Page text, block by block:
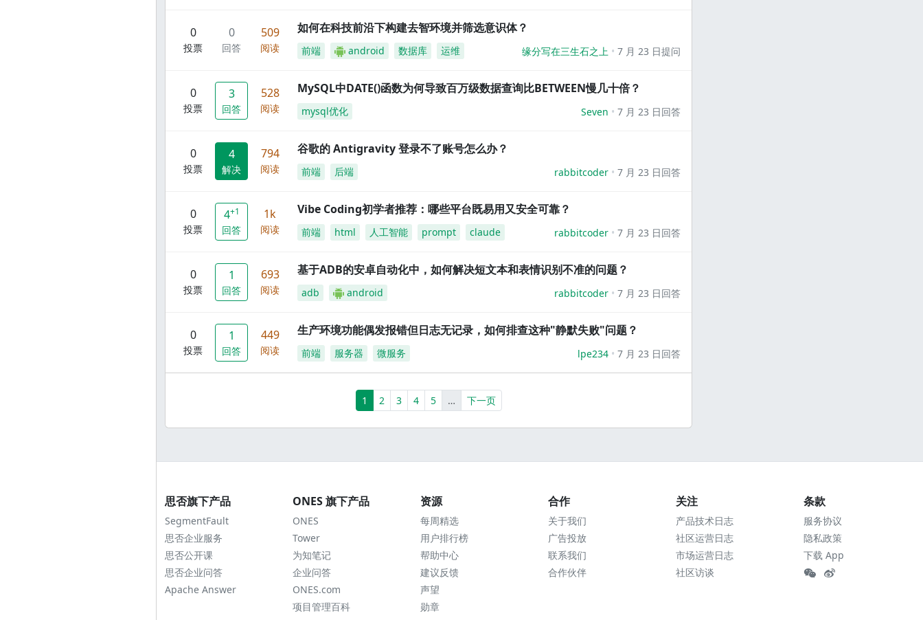
0
投票
0
回答
509
阅读
如何在科技前沿下构建去智环境并筛选意识体？
前端 android 数据库 运维 缘分写在三生石之上 7 月 23 日提问
0
投票
3
回答
528
阅读
MySQL中DATE()函数为何导致百万级数据查询比BETWEEN慢几十倍？
mysql优化 Seven 7 月 23 日回答
0
投票
4
解决
794
阅读
谷歌的 Antigravity 登录不了账号怎么办？
前端 后端 rabbitcoder 7 月 23 日回答
0
投票
4+1
回答
1k
阅读
Vibe Coding初学者推荐：哪些平台既易用又安全可靠？
前端 html 人工智能 prompt claude rabbitcoder 7 月 23 日回答
0
投票
1
回答
693
阅读
基于ADB的安卓自动化中，如何解决短文本和表情识别不准的问题？
adb android rabbitcoder 7 月 23 日回答
0
投票
1
回答
449
阅读
生产环境功能偶发报错但日志无记录，如何排查这种"静默失败"问题？
前端 服务器 微服务 lpe234 7 月 23 日回答
1 (current)
2 3 4 5 …More下一页
思否旗下产品
SegmentFault
思否企业服务
思否公开课
思否企业问答
Apache Answer
ONES 旗下产品
ONES
Tower
为知笔记
企业问答
ONES.com
项目管理百科
资源
每周精选
用户排行榜
帮助中心
建议反馈
声望
勋章
合作
关于我们
广告投放
联系我们
合作伙伴
关注
产品技术日志
社区运营日志
市场运营日志
社区访谈
条款
服务协议
隐私政策
下载 App